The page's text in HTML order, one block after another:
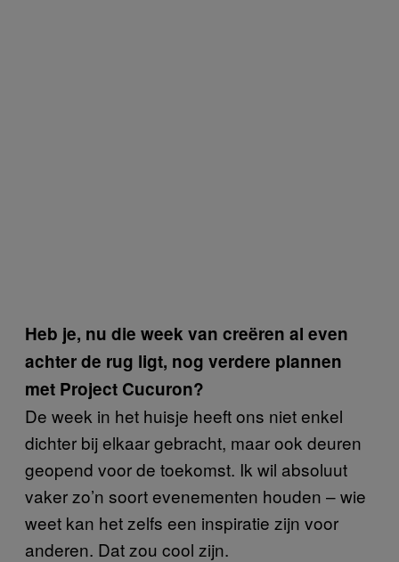
Heb je, nu die week van creëren al even
achter de rug ligt, nog verdere plannen
met Project Cucuron?
De week in het huisje heeft ons niet enkel
dichter bij elkaar gebracht, maar ook deuren
geopend voor de toekomst. Ik wil absoluut
vaker zo’n soort evenementen houden – wie
weet kan het zelfs een inspiratie zijn voor
anderen. Dat zou cool zijn.